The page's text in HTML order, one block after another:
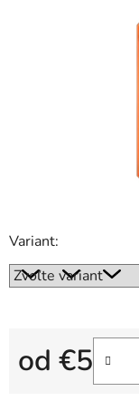
Variant:
od €5
Jednotková cena: